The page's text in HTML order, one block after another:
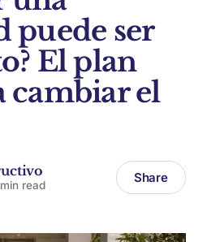
puede ser
El plan
cambiar el
read Share